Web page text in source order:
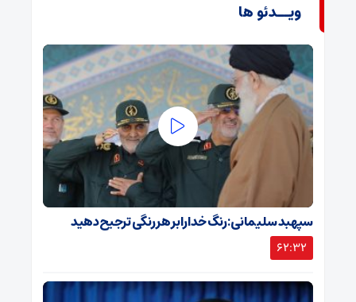
ویــدئو ها
سپهبد سلیمانی: رنگ خدا را بر هر رنگی ترجیح دهید
62:32